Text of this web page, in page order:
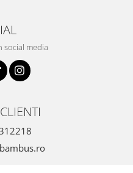
social media